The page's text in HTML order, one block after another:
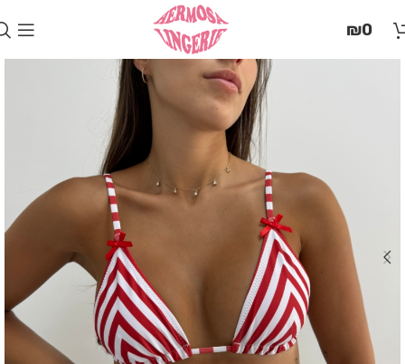
זֶה
תַּפְרִיט
הֵנְּגִישׁוּת
ALT+0
₪0